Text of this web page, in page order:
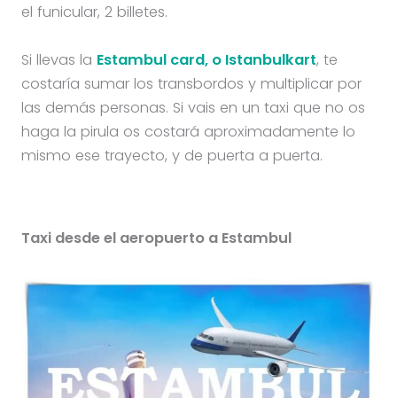
el funicular, 2 billetes.
Si llevas la Estambul card, o Istanbulkart, te
costaría sumar los transbordos y multiplicar por
las demás personas. Si vais en un taxi que no os
haga la pirula os costará aproximadamente lo
mismo ese trayecto, y de puerta a puerta.
Taxi desde el aeropuerto a Estambul